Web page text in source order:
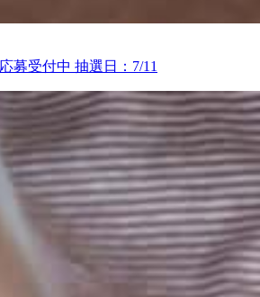
募受付中 抽選日：7/11